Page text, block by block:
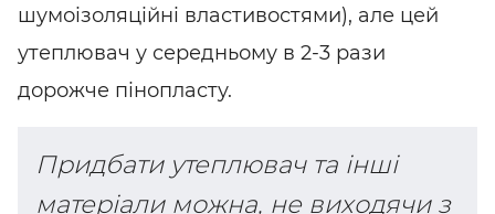
шумоізоляційні властивостями), але цей
утеплювач у середньому в 2-3 рази
дорожче пінопласту.
Придбати утеплювач та інші
матеріали можна, не виходячи з